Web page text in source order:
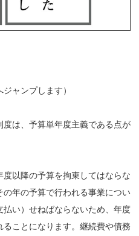
ャンプします）
は、予算単年度主義である点が
度以降の予算を拘束してはならな
年の予算で行われる事業につい
い）せねばならないため、年度
ことになります。継続費や債務